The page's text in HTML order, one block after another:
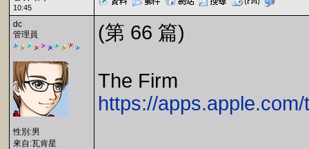
10:45
dc
管理員
性別:男
來自:瓦肯星
(第 66 篇)
The Firm
https://